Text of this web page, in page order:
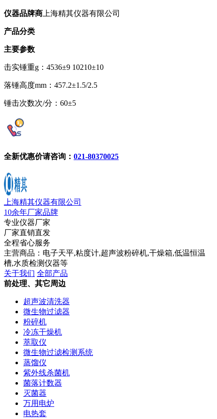
仪器品牌商 上海精其仪器有限公司
产品分类
主要参数
击实锤重g：4536±9 10210±10
落锤高度mm：457.2±1.5/2.5
锤击次数次/分：60±5
全新优惠价请咨询： 021-80370025
上海精其仪器有限公司
10余年厂家品牌
专业仪器厂家
厂家直销直发
全程省心服务
主营商品：电子天平,粘度计,超声波粉碎机,干燥箱,低温恒温
槽,水质检测仪器等
关于我们 全部产品
前处理、其它周边
超声波清洗器
微生物过滤器
粉碎机
冷冻干燥机
萃取仪
微生物过滤检测系统
蒸馏仪
紫外线杀菌机
菌落计数器
灭菌器
万用电炉
电热套